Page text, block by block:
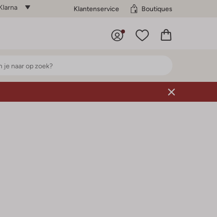
Klantenservice Boutiques